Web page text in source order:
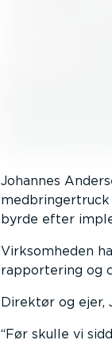
Johannes
medbringertruck
byrde efter
Virksomheden
rapportering og
Direktør og ejer,
Før skulle vi